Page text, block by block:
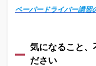
ペーパードライバー講習
気になること、
ださい